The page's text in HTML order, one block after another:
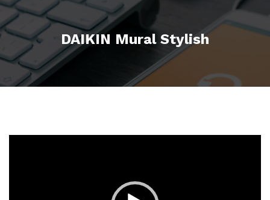
DAIKIN Mural Stylish